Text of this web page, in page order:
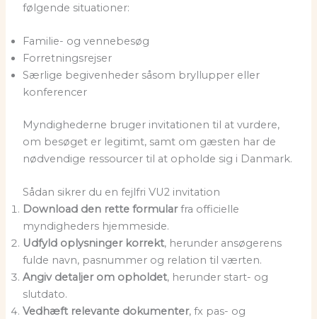
følgende situationer:
Familie- og vennebesøg
Forretningsrejser
Særlige begivenheder såsom bryllupper eller
konferencer
Myndighederne bruger invitationen til at vurdere,
om besøget er legitimt, samt om gæsten har de
nødvendige ressourcer til at opholde sig i Danmark.
Sådan sikrer du en fejlfri VU2 invitation
Download den rette formularfra officielle
myndigheders hjemmeside.
Udfyld oplysninger korrekt, herunder ansøgerens
fulde navn, pasnummer og relation til værten.
Angiv detaljer om opholdet, herunder start- og
slutdato.
Vedhæft relevante dokumenter, fx pas- og